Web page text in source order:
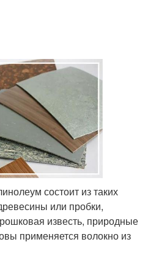
состоит из таких
или пробки,
известь, природные
применяется волокно из